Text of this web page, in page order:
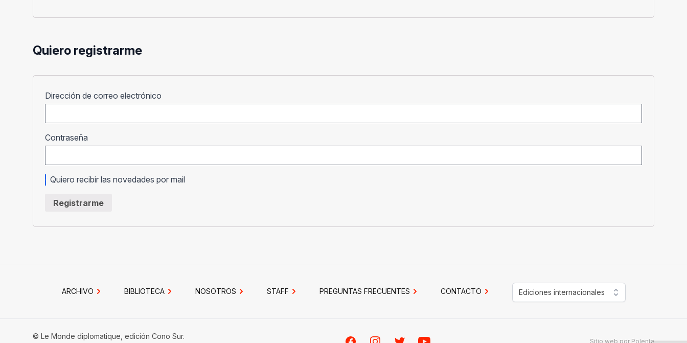
Quiero registrarme
Dirección de correo electrónico
Contraseña
Quiero recibir las novedades por mail
Registrarme
ARCHIVO BIBLIOTECA NOSOTROS STAFF PREGUNTAS FRECUENTES CONTACTO Ediciones internacionales
© Le Monde diplomatique, edición Cono Sur.
Sitio web por Polenta